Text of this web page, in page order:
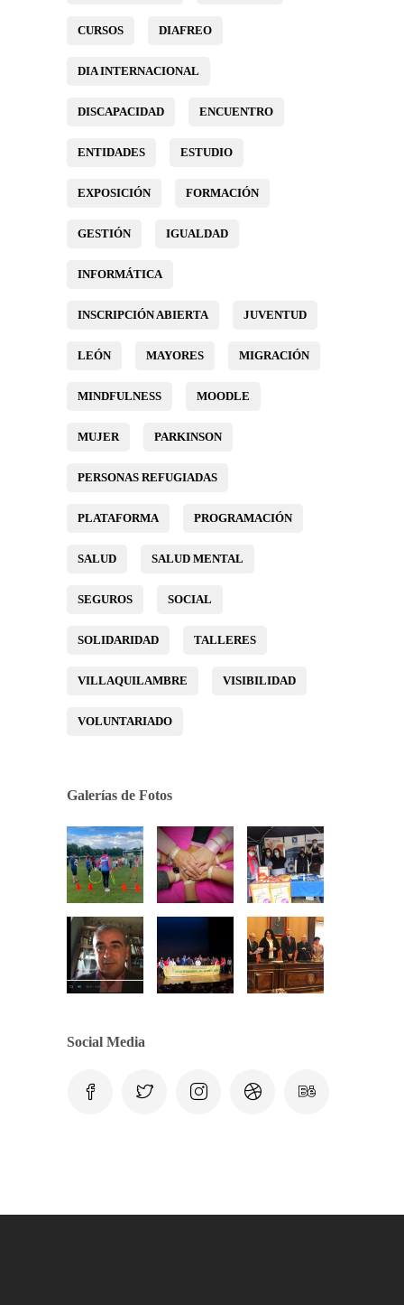
CURSOS DIAFREO
DIA INTERNACIONAL
DISCAPACIDAD ENCUENTRO
ENTIDADES ESTUDIO
EXPOSICIÓN FORMACIÓN
GESTIÓN IGUALDAD
INFORMÁTICA
INSCRIPCIÓN ABIERTA JUVENTUD
LEÓN MAYORES MIGRACIÓN
MINDFULNESS MOODLE
MUJER PARKINSON
PERSONAS REFUGIADAS
PLATAFORMA PROGRAMACIÓN
SALUD SALUD MENTAL
SEGUROS SOCIAL
SOLIDARIDAD TALLERES
VILLAQUILAMBRE VISIBILIDAD
VOLUNTARIADO
Galerías de Fotos
Social Media